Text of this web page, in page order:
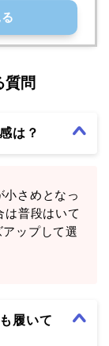
質問
は？
さめとなっ
は普段はいて
ップして選
履いて